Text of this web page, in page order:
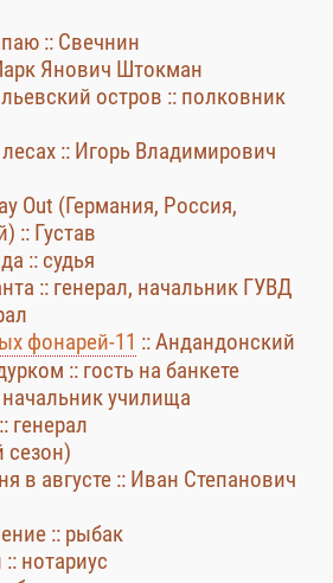
:: Свечнин
Янович Штокман
остров :: полковник
:: Игорь Владимирович
Out (Германия, Россия,
:: Густав
:: судья
:: генерал, начальник ГУВД
фонарей-11 :: Андандонский
:: гость на банкете
начальник училища
генерал
сезон)
в августе :: Иван Степанович
:: рыбак
нотариус